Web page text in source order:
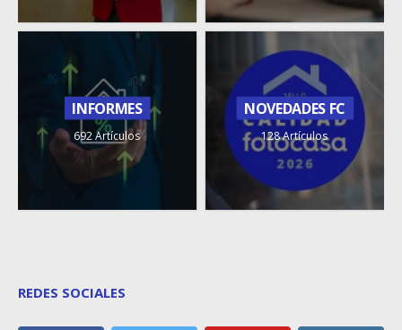
INFORMES
692 Artículos
NOVEDADES FC
128 Artículos
REDES SOCIALES